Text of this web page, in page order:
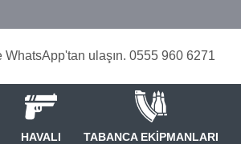
WhatsApp'tan ulaşın. 0555 960 6271
HAVALI TABANCA EKİPMANLARI